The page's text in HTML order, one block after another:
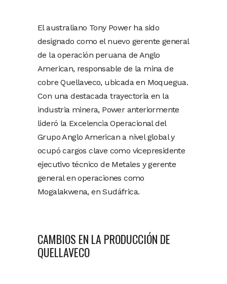
El australiano Tony Power ha sido
designado como el nuevo gerente general
de la operación peruana de Anglo
American, responsable de la mina de
cobre Quellaveco, ubicada en Moquegua.
Con una destacada trayectoria en la
industria minera, Power anteriormente
lideró la Excelencia Operacional del
Grupo Anglo American a nivel global y
ocupó cargos clave como vicepresidente
ejecutivo técnico de Metales y gerente
general en operaciones como
Mogalakwena, en Sudáfrica.
CAMBIOS EN LA PRODUCCIÓN DE
QUELLAVECO